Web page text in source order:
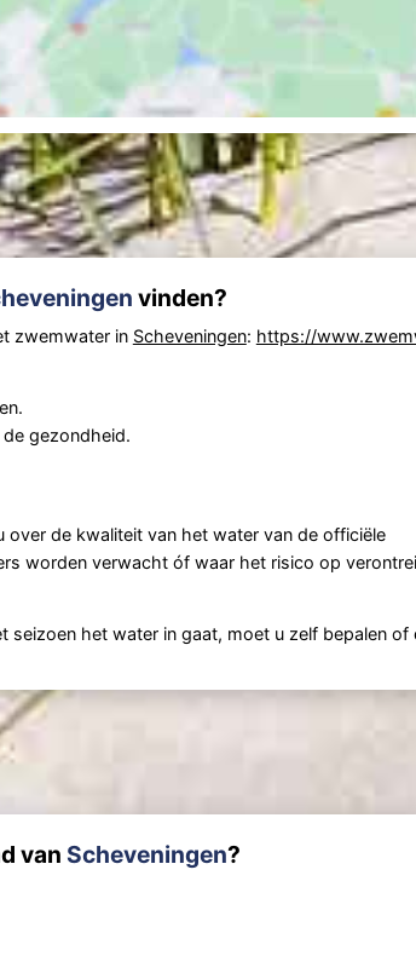
vinden?
zwemwater in Scheveningen: https://
gezondheid.
de kwaliteit van het water van de officiële
worden verwacht óf waar het risico op
het water in gaat, moet u zelf bepalen
van Scheveningen?